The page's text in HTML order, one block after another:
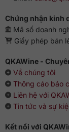
Chứng nhận kinh
Mã số doanh
Giấy phép bán
QKAWine -
Về chúng tôi
Thông cáo báo
Liên hệ với
Tin tức và sự
Kết nối với